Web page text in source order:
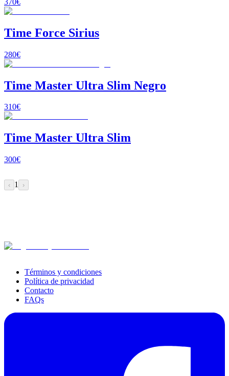
Time Force Sirius
280€
Time Master Ultra Slim Negro
310€
Time Master Ultra Slim
300€
‹ 1 ›
Términos y condiciones
Política de privacidad
Contacto
FAQs